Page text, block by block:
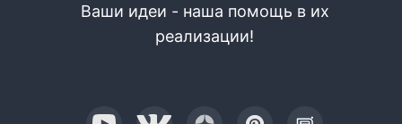
Ваши идеи - наша помощь в их
реализации!